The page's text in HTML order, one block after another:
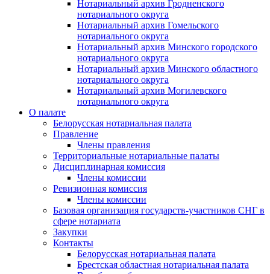
Нотариальный архив Гродненского
нотариального округа
Нотариальный архив Гомельского
нотариального округа
Нотариальный архив Минского городского
нотариального округа
Нотариальный архив Минского областного
нотариального округа
Нотариальный архив Могилевского
нотариального округа
О палате
Белорусская нотариальная палата
Правление
Члены правления
Территориальные нотариальные палаты
Дисциплинарная комиссия
Члены комиссии
Ревизионная комиссия
Члены комиссии
Базовая организация государств-участников СНГ в
сфере нотариата
Закупки
Контакты
Белорусская нотариальная палата
Брестская областная нотариальная палата